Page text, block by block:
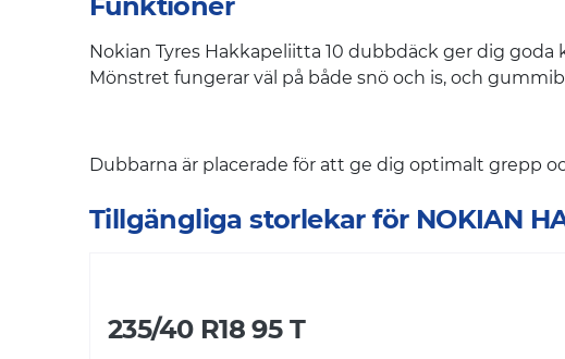
Funktioner
Nokian Tyres Hakkapeliitta 10 dubbdäck ger dig
Mönstret fungerar väl på både snö och is, och
Dubbarna är placerade för att ge dig optimalt grepp
Tillgängliga storlekar för NOKIAN
235/40 R18 95 T